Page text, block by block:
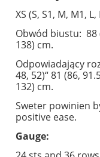
XS (S, S1, M, M1, L,
Obwód biustu: 88
138) cm.
Odpowiadający
48, 52)“ 81 (86,
132) cm.
Sweter powinien
positive ease.
Gauge: